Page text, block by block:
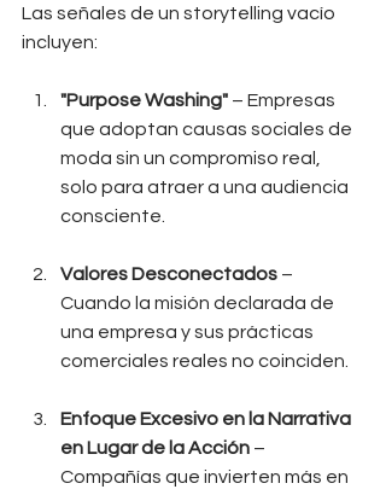
Las señales de un storytelling vacío
incluyen:
"Purpose Washing" – Empresas
que adoptan causas sociales de
moda sin un compromiso real,
solo para atraer a una audiencia
consciente.
Valores Desconectados –
Cuando la misión declarada de
una empresa y sus prácticas
comerciales reales no coinciden.
Enfoque Excesivo en la Narrativa
en Lugar de la Acción –
Compañías que invierten más en